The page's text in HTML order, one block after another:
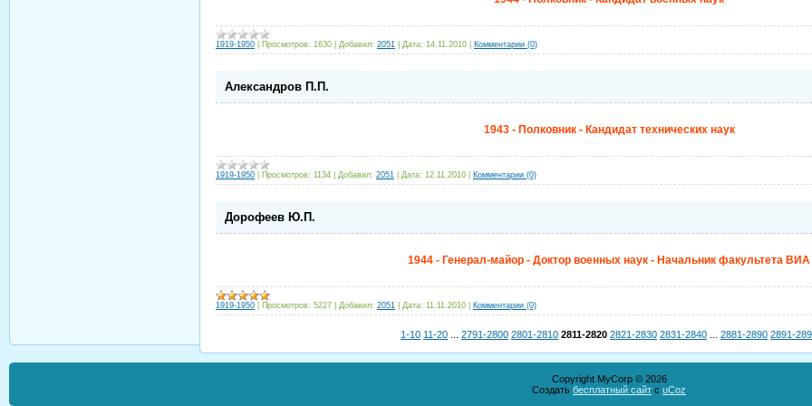
1919-1950 Просмотров: 1630 Добавил: 2051 Дата: 14.11.2010 Комментарии (0)
Александров П.П.
1943 - Полковник - Кандидат технических наук
1919-1950 Просмотров: 1134 Добавил: 2051 Дата: 12.11.2010 Комментарии (0)
Дорофеев Ю.П.
1944 - Генерал-майор - Доктор военных наук - Начальник факультета ВИА
1919-1950 Просмотров: 5227 Добавил: 2051 Дата: 11.11.2010 Комментарии (0)
1-10 11-20 ... 2791-2800 2801-2810 2811-2820 2821-2830 2831-2840 ... 2881-2890 2891-
Copyright MyCorp © 2026
Создать бесплатный сайт с uCoz